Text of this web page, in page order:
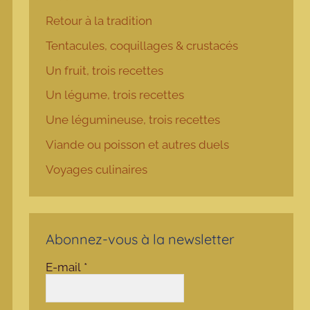
Retour à la tradition
Tentacules, coquillages & crustacés
Un fruit, trois recettes
Un légume, trois recettes
Une légumineuse, trois recettes
Viande ou poisson et autres duels
Voyages culinaires
Abonnez-vous à la newsletter
E-mail *